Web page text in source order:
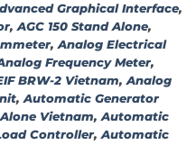
Graphical Interface,
,AGC 150 Stand Alone,
,Analog Electrical
Frequency Meter,
BRW-2 Vietnam,Analog
,Automatic Generator
Vietnam,Automatic
Controller,Automatic